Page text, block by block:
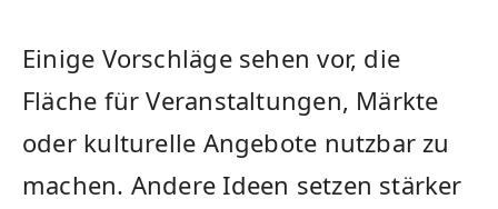
Einige Vorschläge sehen vor, die
Fläche für Veranstaltungen, Märkte
oder kulturelle Angebote nutzbar zu
machen. Andere Ideen setzen stärker